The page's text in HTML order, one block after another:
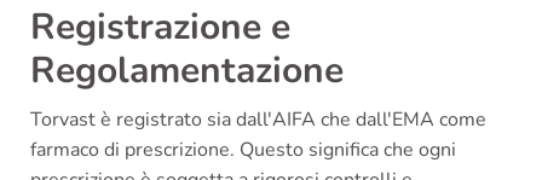
Registrazione e
Regolamentazione
Torvast è registrato sia dall'AIFA che dall'EMA come
farmaco di prescrizione. Questo significa che ogni